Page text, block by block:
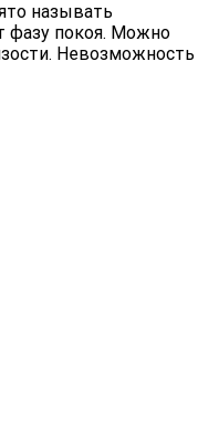
называть
фазу покоя. Можно
Невозможность